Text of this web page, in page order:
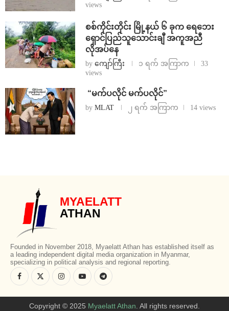
views
စစ်ကိုင်းတိုင်း မြို့နယ် ၆ ခုက ရေဘေး
ရှောင်ပြည်သူသောင်းချီ အကူအညီ
လိုအပ်နေ
by ကျော်ကြီး ၁ ရက် အကြာက
33
views
⁨ ⁨“မက်ပလိုင် မက်ပလိုင်”
by MLAT ၂ ရက် အကြာက 14 views
MYAELATT
ATHAN
Founded in November 2018, Myaelatt Athan has established itself as
a leading independent digital media organization in Myanmar,
specializing in political analysis and regional reporting.
Copyright © 2025 Myaelatt Athan. All rights reserved.